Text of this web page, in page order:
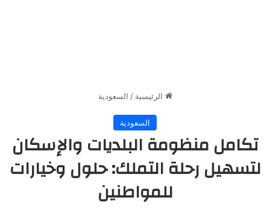
الرئيسية / السعودية
السعودية
تكامل منظومة البلديات والإسكان
لتسهيل رحلة التملك: حلول وخيارات
للمواطنين